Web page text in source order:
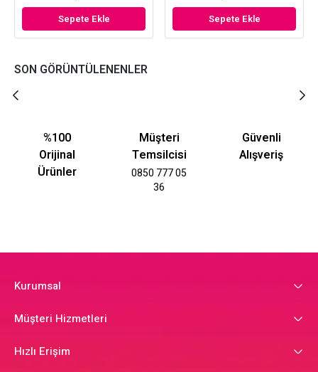
Sepete Ekle Sepete Ekle
SON GÖRÜNTÜLENENLER
%100
Orijinal
Ürünler
Müşteri
Temsilcisi
0850 777 05
36
Güvenli
Alışveriş
Kurumsal
Müşteri Hizmetleri
Hızlı Erişim